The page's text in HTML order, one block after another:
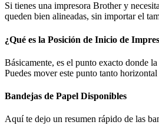
Si tienes una impresora Brother y
queden bien alineadas, sin importar el
¿Qué es la Posición de Inicio de
Básicamente, es el punto exacto donde
Puedes mover este punto tanto
Bandejas de Papel Disponibles
Aquí te dejo un resumen rápido de las